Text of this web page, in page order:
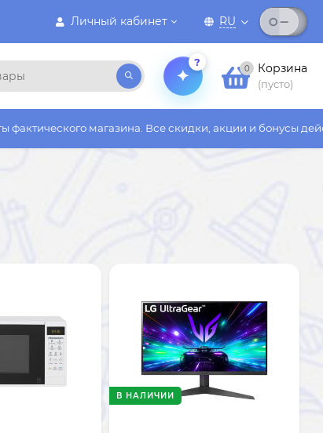
Личный кабинет RU
?
0 Корзина
(пусто)
Все скидки, акции и бонусы действуют только на
В НАЛИЧИИ